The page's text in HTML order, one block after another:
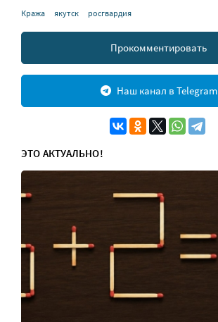
Кража якутск росгвардия
Прокомментировать
Наш канал в Telegram
ЭТО АКТУАЛЬНО!